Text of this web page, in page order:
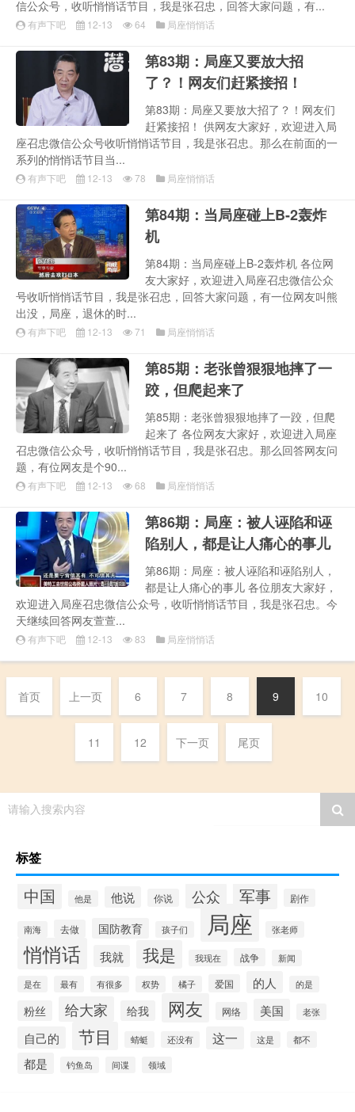
信公众号，收听悄悄话节目，我是张召忠，回答大家问题，有...
有声下吧 12-13 64 局座悄悄话
第83期：局座又要放大招
了？！网友们赶紧接招！
第83期：局座又要放大招了？！网友们
赶紧接招！ 供网友大家好，欢迎进入局
座召忠微信公众号收听悄悄话节目，我是张召忠。那么在前面的一
系列的悄悄话节目当...
有声下吧 12-13 78 局座悄悄话
第84期：当局座碰上B-2轰炸
机
第84期：当局座碰上B-2轰炸机 各位网
友大家好，欢迎进入局座召忠微信公众
号收听悄悄话节目，我是张召忠，回答大家问题，有一位网友叫熊
出没，局座，退休的时...
有声下吧 12-13 71 局座悄悄话
第85期：老张曾狠狠地摔了一
跤，但爬起来了
第85期：老张曾狠狠地摔了一跤，但爬
起来了 各位网友大家好，欢迎进入局座
召忠微信公众号，收听悄悄话节目，我是张召忠。那么回答网友问
题，有位网友是个90...
有声下吧 12-13 68 局座悄悄话
第86期：局座：被人诬陷和诬
陷别人，都是让人痛心的事儿
第86期：局座：被人诬陷和诬陷别人，
都是让人痛心的事儿 各位朋友大家好，
欢迎进入局座召忠微信公众号，收听悄悄话节目，我是张召忠。今
天继续回答网友萱萱...
有声下吧 12-13 83 局座悄悄话
首页 上一页 6 7 8 9 10
11 12 下一页 尾页
请输入搜索内容
标签
中国 他是 他说 你说 公众 军事 剧作
南海 去做 国防教育 孩子们 局座 张老师
悄悄话 我就 我是 我现在 战争 新闻
是在 最有 有很多 权势 橘子 爱国 的人 的是
粉丝 给大家 给我 网友 网络 美国 老张
自己的 节目 蜻蜓 还没有 这一 这是 都不
都是 钓鱼岛 间谍 领域